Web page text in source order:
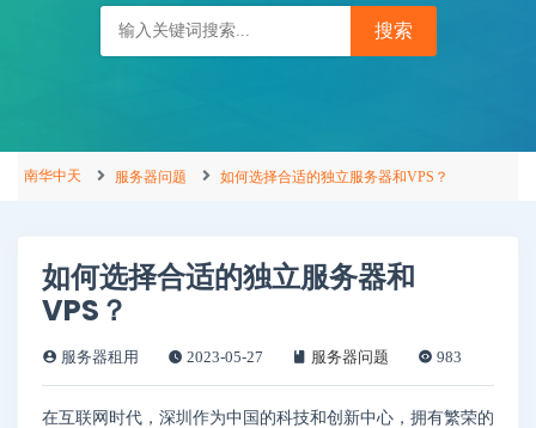
南华中天 服务器问题 如何选择合适的独立服务器和VPS？
如何选择合适的独立服务器和
VPS？
服务器租用 2023-05-27 服务器问题 983
在互联网时代，深圳作为中国的科技和创新中心，拥有繁荣的